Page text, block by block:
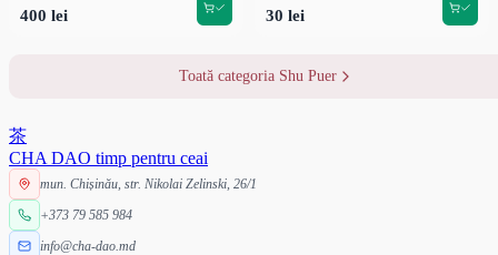
400 lei 30 lei
Toată categoria Shu Puer
茶
CHA DAO timp pentru ceai
mun. Chișinău, str. Nikolai Zelinski, 26/1
+373 79 585 984
info@cha-dao.md